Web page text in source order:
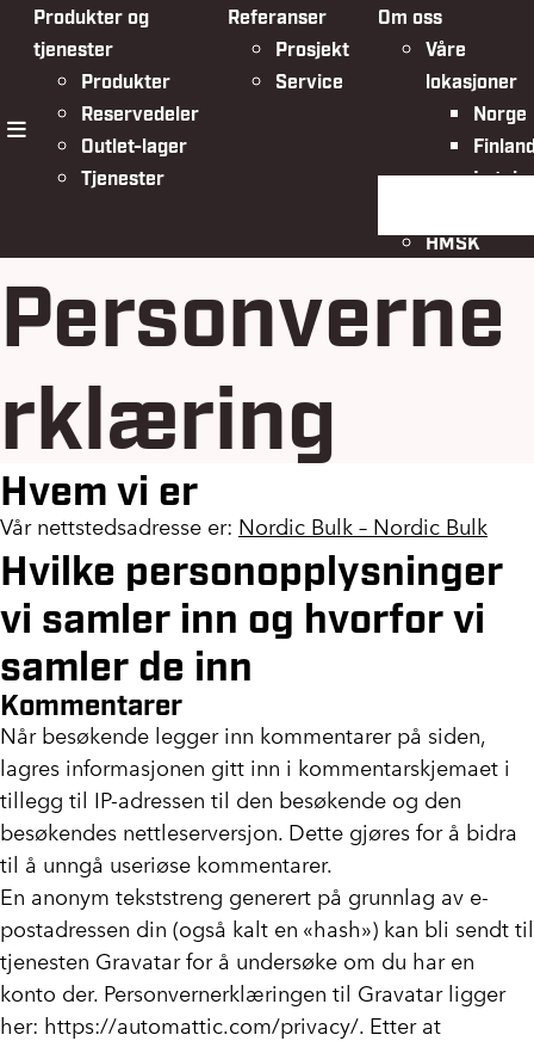
meny
Produkter og
tjenester
Produkter
Reservedeler
Outlet-lager
Tjenester
Referanser
Prosjekt
Service
Om oss
Våre
lokasjoner
Norge
Latvia
HMSK
Personverne
rklæring
Hvem vi er
Vår nettstedsadresse er: Nordic Bulk – Nordic Bulk
Hvilke personopplysninger
vi samler inn og hvorfor vi
samler de inn
Kommentarer
Når besøkende legger inn kommentarer på siden,
lagres informasjonen gitt inn i kommentarskjemaet i
tillegg til IP-adressen til den besøkende og den
besøkendes nettleserversjon. Dette gjøres for å bidra
til å unngå useriøse kommentarer.
En anonym tekststreng generert på grunnlag av e-
postadressen din (også kalt en «hash») kan bli sendt til
tjenesten Gravatar for å undersøke om du har en
konto der. Personvernerklæringen til Gravatar ligger
her: https://automattic.com/privacy/. Etter at